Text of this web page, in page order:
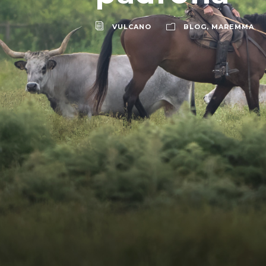
VULCANO BLOG, MAREMMA